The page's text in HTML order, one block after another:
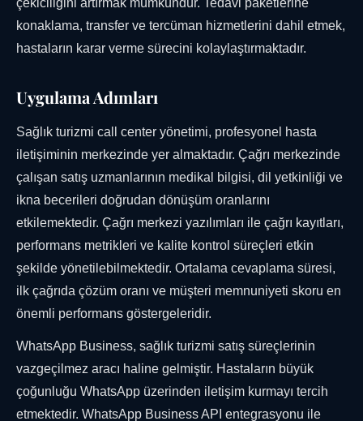
çekiciliğini artırmak mümkündür. Tedavi paketlerine
konaklama, transfer ve tercüman hizmetlerini dahil etmek,
hastaların karar verme sürecini kolaylaştırmaktadır.
Uygulama Adımları
Sağlık turizmi call center yönetimi, profesyonel hasta
iletişiminin merkezinde yer almaktadır. Çağrı merkezinde
çalışan satış uzmanlarının medikal bilgisi, dil yetkinliği ve
ikna becerileri doğrudan dönüşüm oranlarını
etkilemektedir. Çağrı merkezi yazılımları ile çağrı kayıtları,
performans metrikleri ve kalite kontrol süreçleri etkin
şekilde yönetilebilmektedir. Ortalama cevaplama süresi,
ilk çağrıda çözüm oranı ve müşteri memnuniyeti skoru en
önemli performans göstergeleridir.
WhatsApp Business, sağlık turizmi satış süreçlerinin
vazgeçilmez aracı haline gelmiştir. Hastaların büyük
çoğunluğu WhatsApp üzerinden iletişim kurmayı tercih
etmektedir. WhatsApp Business API entegrasyonu ile